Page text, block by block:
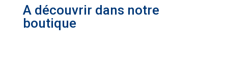
A découvrir dans notre
boutique